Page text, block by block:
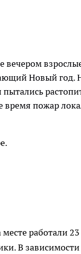
Новый год.
пожар
работали
В зависимости